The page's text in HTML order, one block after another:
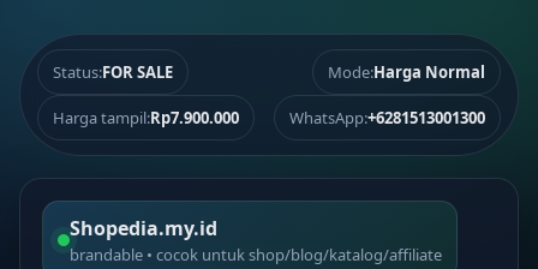
Status:FOR SALE Mode:Harga Normal
Harga tampil:Rp7.900.000 WhatsApp:+6281513001300
Shopedia.my.id
brandable • cocok untuk shop/blog/katalog/affiliate